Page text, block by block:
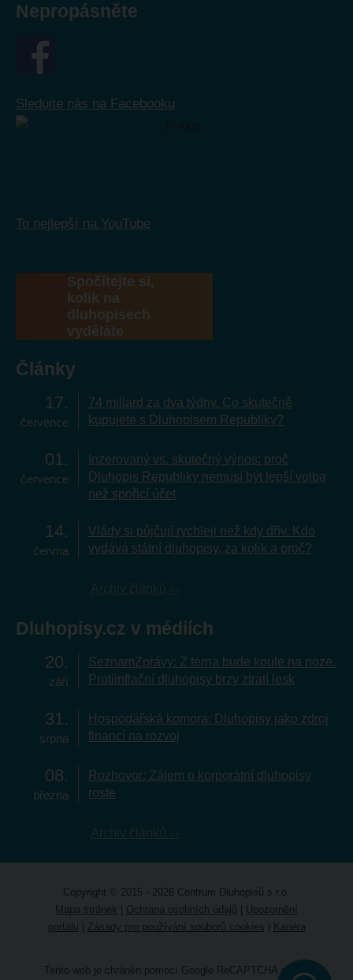
Nepropásněte
Sledujte nás na Facebooku
To nejlepší na YouTube
Spočítejte si,
kolik na
dluhopisech
vyděláte
Články
17
července
74 miliard za dva týdny. Co skutečně
kupujete s Dluhopisem Republiky?
01
července
Inzerovaný vs. skutečný výnos: proč
Dluhopis Republiky nemusí být lepší volba
než spořicí účet
14
června
Vlády si půjčují rychleji než kdy dřív. Kdo
vydává státní dluhopisy, za kolik a proč?
Dluhopisy.cz v médiích
20
září
SeznamZprávy: Z terna bude koule na noze.
Protiinflační dluhopisy brzy ztratí lesk
31
srpna
Hospodářská komora: Dluhopisy jako zdroj
financí na rozvoj
08
března
Rozhovor: Zájem o korporátní dluhopisy
roste
Copyright © 2015 - 2026 Centrum Dluhopisů s.r.o.
Mapa stránek | Ochrana osobních údajů | Upozornění
portálu | Zásady pro používání souborů cookies | Kariéra
Tento web je chráněn pomocí Google ReCAPTCHA a platí